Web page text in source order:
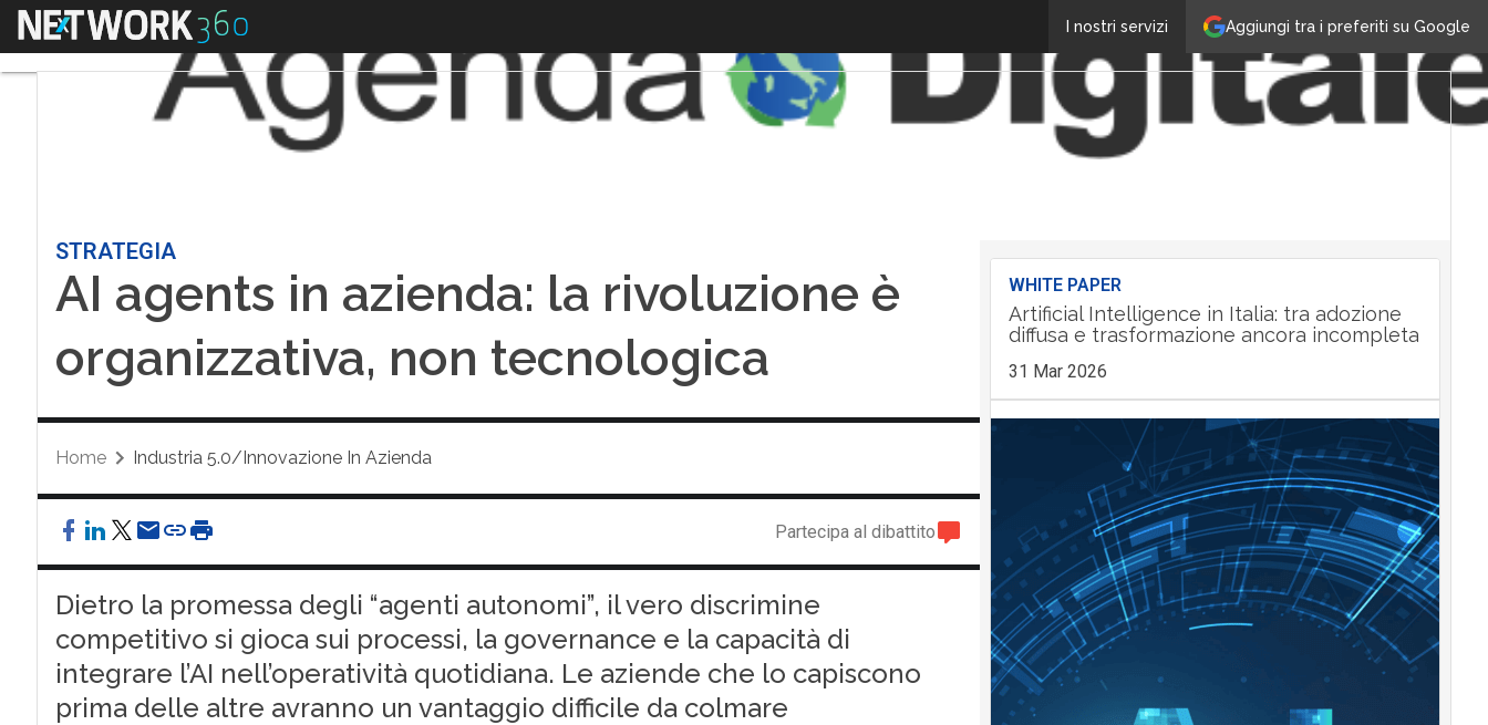
Aggiungi tra i preferiti su Google
I nostri servizi
Menu
STRATEGIA
AI agents in azienda: la rivoluzione è
organizzativa, non tecnologica
Home Industria 5.0/Innovazione In Azienda
Partecipa al dibattito
Dietro la promessa degli “agenti autonomi”, il vero discrimine
competitivo si gioca sui processi, la governance e la capacità di
integrare l’AI nell’operatività quotidiana. Le aziende che lo capiscono
prima delle altre avranno un vantaggio difficile da colmare
WHITE PAPER
Artificial Intelligence in Italia: tra adozione
diffusa e trasformazione ancora incompleta
31 Mar 2026